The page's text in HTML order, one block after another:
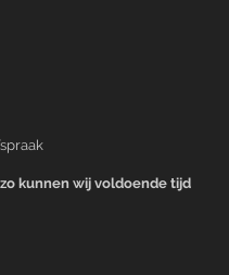
kunnen wij voldoende tijd